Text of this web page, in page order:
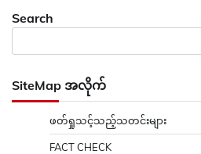
Search
SiteMap အလိုက်
ဖတ်ရှုသင့်သည့်သတင်းများ
FACT CHECK